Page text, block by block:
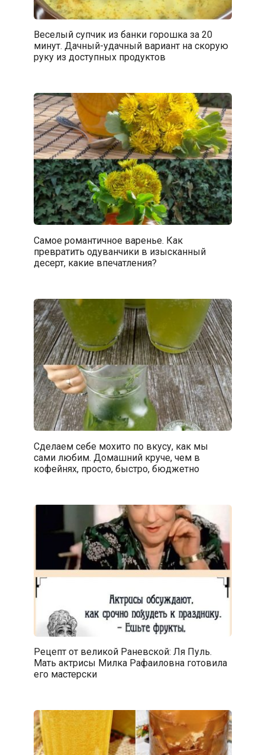
Веселый супчик из банки горошка за 20
минут. Дачный-удачный вариант на скорую
руку из доступных продуктов
Самое романтичное варенье. Как
превратить одуванчики в изысканный
десерт, какие впечатления?
Сделаем себе мохито по вкусу, как мы
сами любим. Домашний круче, чем в
кофейнях, просто, быстро, бюджетно
Рецепт от великой Раневской: Ля Пуль.
Мать актрисы Милка Рафаиловна готовила
его мастерски